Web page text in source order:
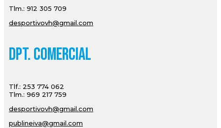
Tlm.: 912 305 709
desportivovh@gmail.com
Dpt. Comercial
Tlf.: 253 774 062
Tlm.: 969 217 759
desportivovh@gmail.com
publineiva@gmail.com